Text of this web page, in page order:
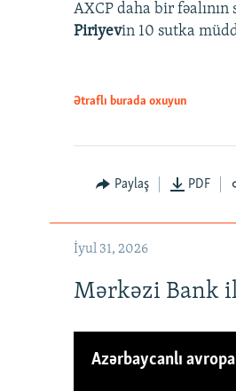
AXCP daha bir fəalının
Piriyevin 10 sutka
Ətraflı burada oxuyun
Paylaş PDF
İyul 31, 2026
Mərkəzi Bank